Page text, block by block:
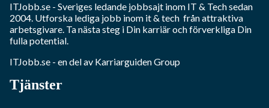
ITJobb.se - Sveriges ledande jobbsajt inom IT & Techsedan
2004. Utforska lediga jobb inom it & tech från attraktiva
arbetsgivare. Ta nästa steg i Din karriär och förverkliga Din
fulla potential.
ITJobb.se - en del av Karriarguiden Group
Tjänster